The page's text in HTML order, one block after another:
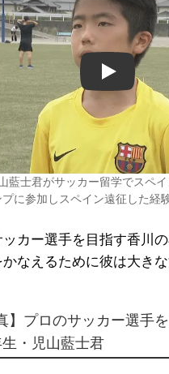
Play
藍士君がサッカー留学でスペ
プに参加しスペイン遠征した経
カー選手を目指す香川
なえるために彼は大きな
】プロのサッカー選手
・児山藍士君